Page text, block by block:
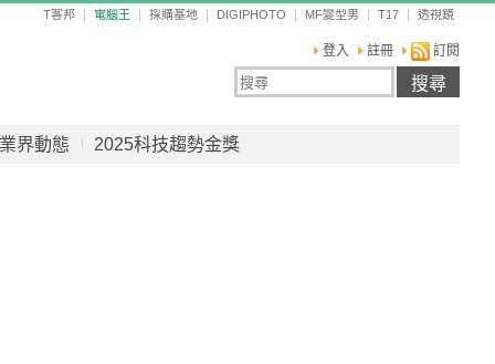
T客邦 電腦王 採購基地 DIGIPHOTO MF變型男 T17 透視鏡
登入 註冊 訂閱
業界動態 2025科技趨勢金獎